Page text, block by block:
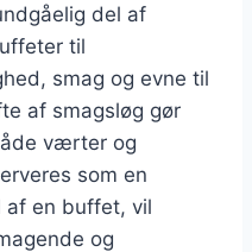
del af
til
smag og evne til
af smagsløg gør
værter og
som en
af en buffet, vil
og